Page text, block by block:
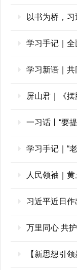
以书为桥，
学习手记｜
学习新语｜
屏山君｜《
一习话丨“要
学习手记｜“
人民领袖｜
习近平近日
万里同心 共
【新思想引